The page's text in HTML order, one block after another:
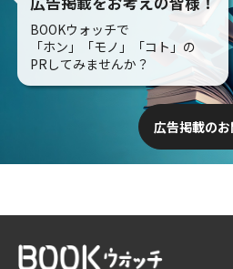
BOOKウォッチで
「ホン」「モノ」「コト」の
PRしてみませんか？
広告掲載の